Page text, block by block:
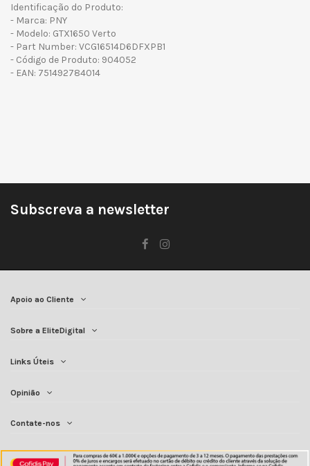
Identificação do Produto:
- Marca: PNY
- Modelo: GTX1650 Verto
- Part Number: VCG16514D6DFXPB1
- Código de Produto: 904052
- EAN: 751492784014
Subscreva a newsletter
Apoio ao Cliente
Sobre a EliteDigital
Links Úteis
Opinião
Contate-nos